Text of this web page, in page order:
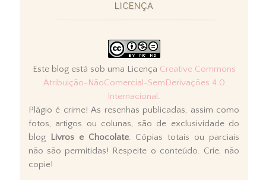
LICENÇA
Este blog está sob uma Licença Creative Commons
Atribuição-NãoComercial-SemDerivações 4.0
Internacional .
Plágio é crime! As resenhas publicadas, assim como
fotos, artigos ou colunas, são de exclusividade do
blog Livros e Chocolate. Cópias totais ou parciais
não são permitidas! Respeite o conteúdo. Crie, não
copie!